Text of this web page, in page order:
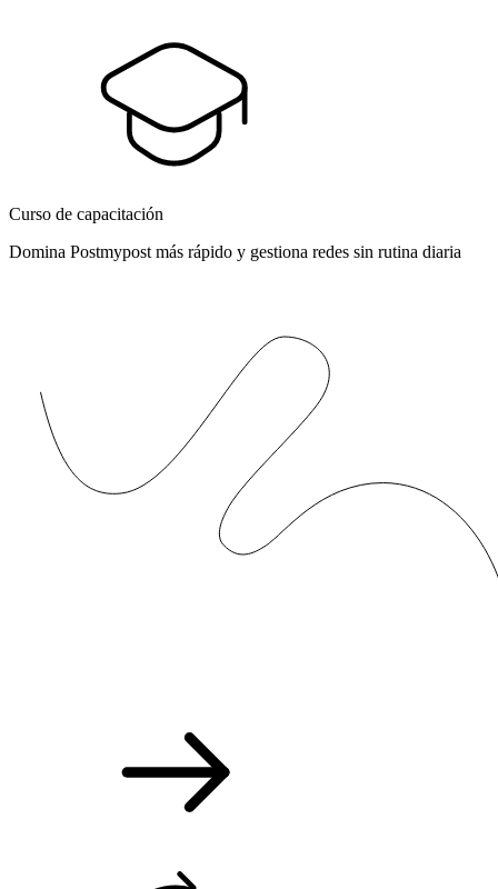
Curso de capacitación
Domina Postmypost más rápido y gestiona redes sin rutina diaria